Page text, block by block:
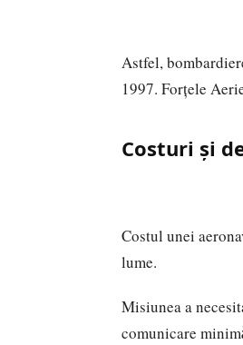
Astfel,
1997. Forțele
Costuri și
Costul unei
lume.
Misiunea a
comunicare